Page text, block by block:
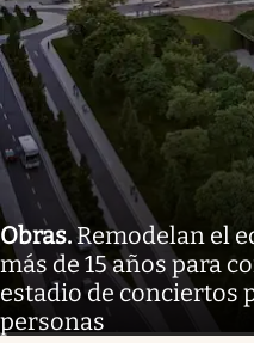
Obras.Remodelan el
más de 15 años para
estadio de conciertos
personas